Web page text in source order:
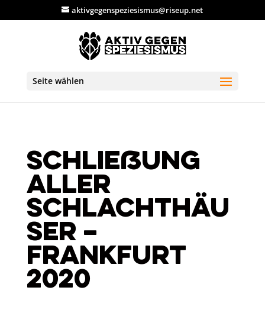
aktivgegenspeziesismus@riseup.net
Seite wählen
Schließung
aller
Schlachthäu
ser –
Frankfurt
2020